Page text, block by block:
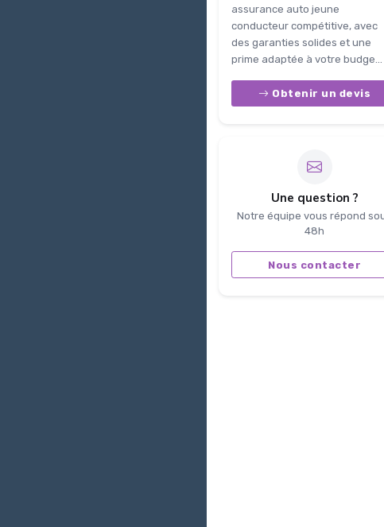
assurance auto jeune
conducteur compétitive, avec
des garanties solides et une
prime adaptée à votre budge...
Obtenir un devis
Une question ?
Notre équipe vous répond
48h
Nous contacter